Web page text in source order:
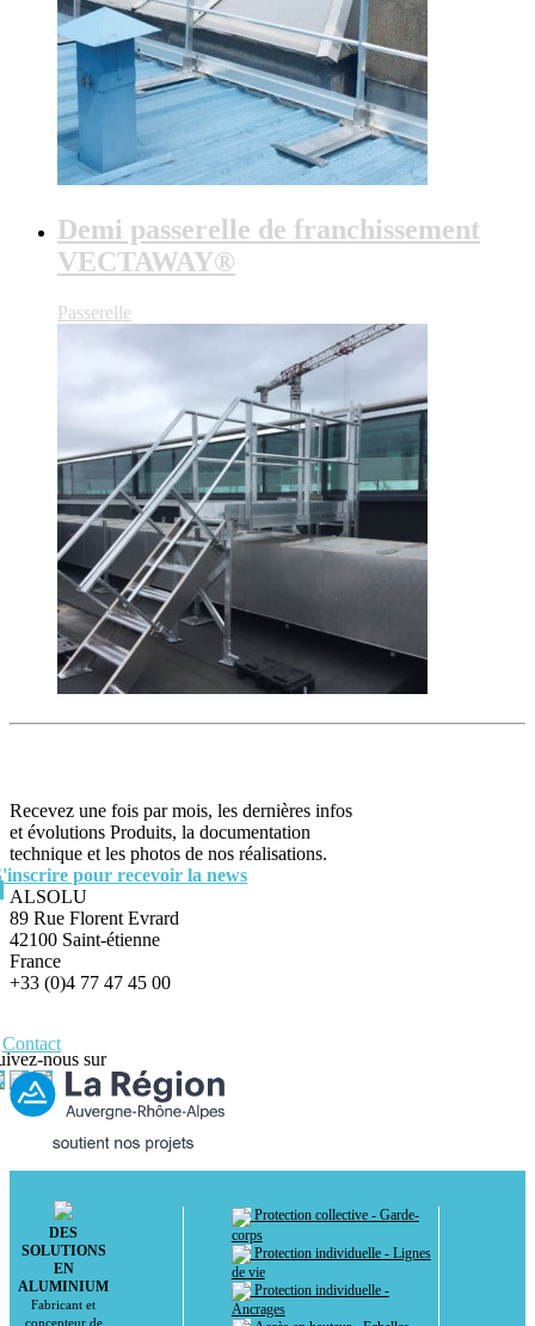
Demi passerelle de franchissement
VECTAWAY®
Passerelle
Recevez une fois par mois, les dernières infos
et évolutions Produits, la documentation
technique et les photos de nos réalisations.
pour recevoir la news
ALSOLU
89 Rue Florent Evrard
42100 Saint-étienne
France
+33 (0)4 77 47 45 00
Contact
nous sur
DES
SOLUTIONS
EN
ALUMINIUM
Fabricant et
concepteur de
Protection collective - Garde-
corps
Protection individuelle - Lignes
de vie
Protection individuelle -
Ancrages